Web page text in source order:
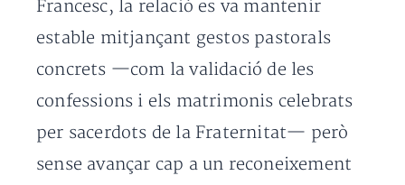
Francesc, la relació es va mantenir
estable mitjançant gestos pastorals
concrets —com la validació de les
confessions i els matrimonis celebrats
per sacerdots de la Fraternitat— però
sense avançar cap a un reconeixement